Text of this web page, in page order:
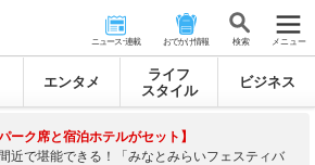
ニュース･連載 おでかけ情報 検 索 メニュー
エンタメ
ライフ
スタイル
ビジネス
パーク席と宿泊ホテルがセット】
近で堪能できる！「みなとみらいフェスティバ